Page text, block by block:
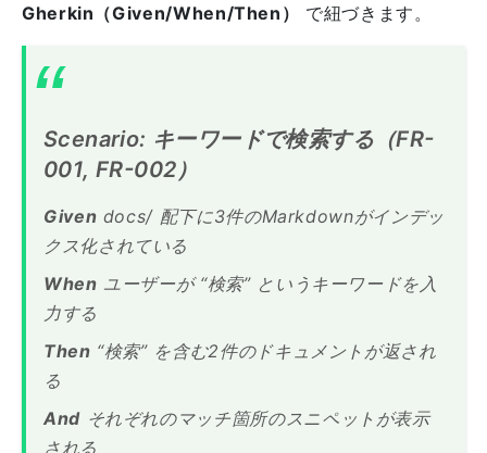
Gherkin（Given/When/Then）
で紐づきます。
Scenario: キーワードで検索する（FR-
001, FR-002）
Given docs/ 配下に3件のMarkdownがインデッ
クス化されている
When ユーザーが “検索” というキーワードを入
力する
Then “検索” を含む2件のドキュメントが返され
る
Andそれぞれのマッチ箇所のスニペットが表示
される